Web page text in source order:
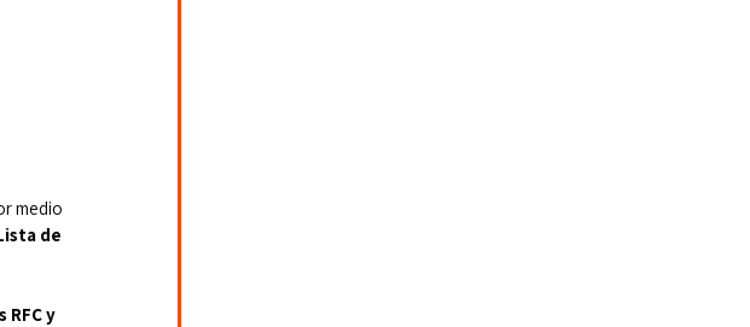
medio
de
RFC y